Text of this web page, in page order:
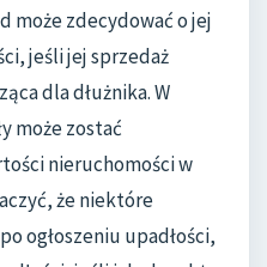
może zdecydować o jej
jeśli jej sprzedaż
dla dłużnika. W
może zostać
nieruchomości w
że niektóre
ogłoszeniu upadłości,